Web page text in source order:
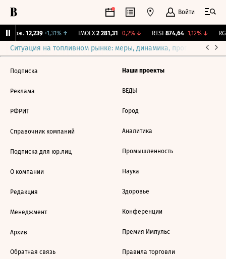
Войти
Бирж. 12,239 +1,31%↑ IMOEX 2 281,31 -0,2%↓ RTSI 874,64 -1,12%↓
Ситуация на топливном рынке: меры, динамика, прогнозы
Подписка
Реклама
РФРИТ
Справочник компаний
Подписка для юр.лиц
О компании
Редакция
Менеджмент
Архив
Обратная связь
Наши проекты
ВЕДЫ
Город
Аналитика
Промышленность
Наука
Здоровье
Конференции
Премия Импульс
Правила торговли